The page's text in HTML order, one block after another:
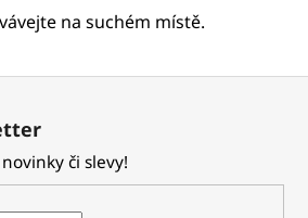
na suchém místě.
či slevy!